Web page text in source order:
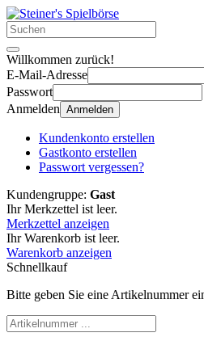
Willkommen zurück!
E-Mail-Adresse
Passwort
Anmelden Anmelden
Kundenkonto erstellen
Gastkonto erstellen
Passwort vergessen?
Kundengruppe: Gast
Ihr Merkzettel ist leer.
Merkzettel anzeigen
Ihr Warenkorb ist leer.
Warenkorb anzeigen
Schnellkauf
Bitte geben Sie eine Artikelnummer